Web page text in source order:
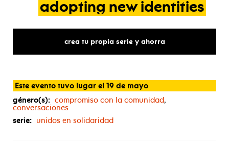
adopting new identities
crea tu propia serie y ahorra
Este evento tuvo lugar el 19 de mayo
género(s): compromiso con la comunidad,
conversaciones
serie: unidos en solidaridad